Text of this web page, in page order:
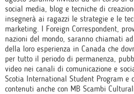
social media, blog e tecniche di
insegnerà ai ragazzi le strategie e le
marketing. I Foreign Correspondent,
nazioni del mondo, saranno chiamati ad
della loro esperienza in Canada che
per tutto il periodo di permanenza,
video nei canali di comunicazione e
Scotia International Student Program e
contenuti anche con MB Scambi